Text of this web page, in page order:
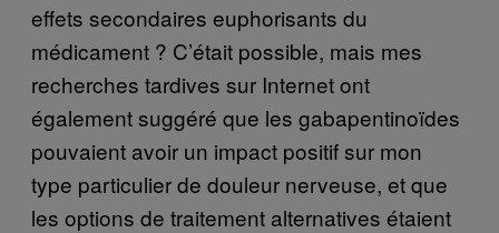
effets secondaires euphorisants du
médicament ? C’était possible, mais mes
recherches tardives sur Internet ont
également suggéré que les gabapentinoïdes
pouvaient avoir un impact positif sur mon
type particulier de douleur nerveuse, et que
les options de traitement alternatives étaient